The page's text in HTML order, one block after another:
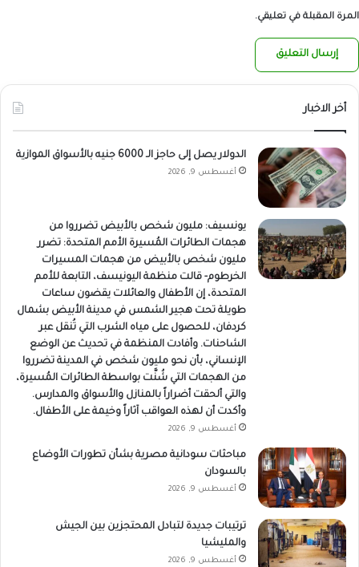
المرة المقبلة في تعليقي.
أخر الاخبار
الدولار يصل إلى حاجز الـ 6000 جنيه بالأسواق الموازية
أغسطس 9, 2026
يونسيف: مليون شخص بالأبيض تضرروا من
هجمات الطائرات المُسيرة الأمم المتحدة: تضرر
مليون شخص بالأبيض من هجمات المسيرات
الخرطوم- قالت منظمة اليونيسف، التابعة للأمم
المتحدة، إن الأطفال والعائلات يقضون ساعات
طويلة تحت هجير الشمس في مدينة الأبيض بشمال
كردفان، للحصول على مياه الشرب التي تُنقل عبر
الشاحنات. وأفادت المنظمة في تحديث عن الوضع
الإنساني، بأن نحو مليون شخص في المدينة تضرروا
من الهجمات التي شُنَّت بواسطة الطائرات المُسيرة،
والتي ألحقت أضراراً بالمنازل والأسواق والمدارس.
وأكدت أن لهذه العواقب آثاراً وخيمة على الأطفال.
أغسطس 9, 2026
مباحثات سودانية مصرية بشأن تطورات الأوضاع
بالسودان
أغسطس 9, 2026
ترتيبات جديدة لتبادل المحتجزين بين الجيش
والمليشيا
أغسطس 9, 2026